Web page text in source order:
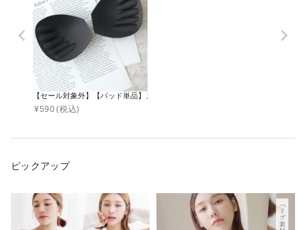
【セール対象外】【パッド単品】まるごと包むナイトブラ「ラクシア」専用パッ
¥590(税込)
ピックアップ